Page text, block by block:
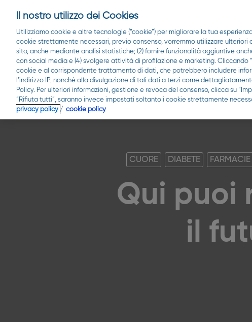
CUORE DIABETE FARMACIE
Qui puoi
il
Il nostro utilizzo dei Cookies
Utilizziamo cookie e altre tecnologie (“cookie”) per migliorare la tua
cookie strettamente necessari, previo consenso, vorremmo utilizzare ulteriori
sito, anche mediante analisi statistiche; (2) fornire funzionalità aggiuntive
con social media e (4) svolgere attività di profilazione e marketing. Cliccando
cookie e al corrispondente trattamento di dati, che potrebbero includere
l’indirizzo IP, nonché alla divulgazione di tali dati a terzi come
Policy. Per ulteriori informazioni, gestione e revoca del consenso, clicca su
“Rifiuta tutti”, saranno invece impostati soltanto i cookie strettamente
privacy policy / cookie policy